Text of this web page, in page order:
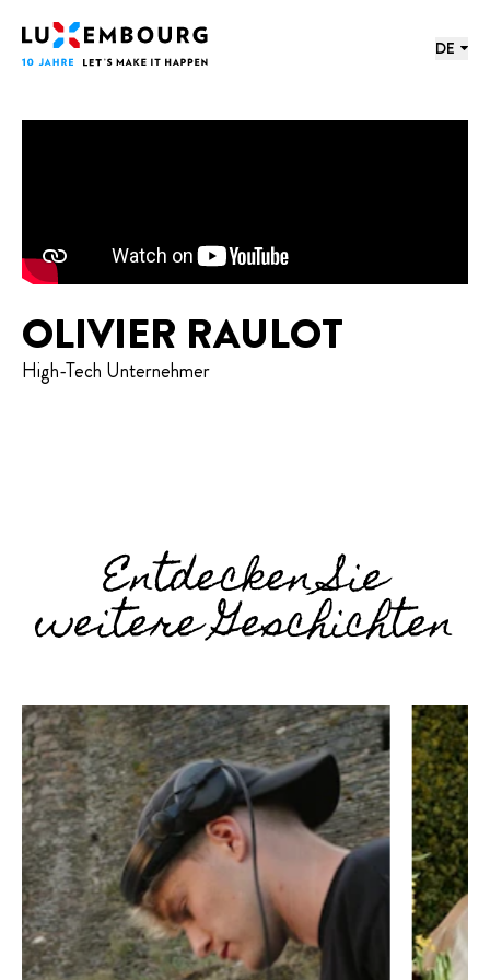
Startseite
DE
OLIVIER RAULOT
High-Tech Unternehmer
Entdecken Sie
weitere Geschichten